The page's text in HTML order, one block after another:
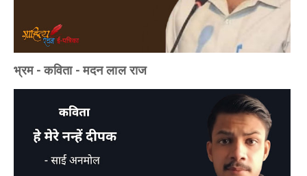
भ्रम - कविता - मदन लाल राज